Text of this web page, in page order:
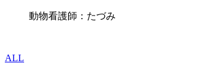
動物看護師：たづみ
ALL